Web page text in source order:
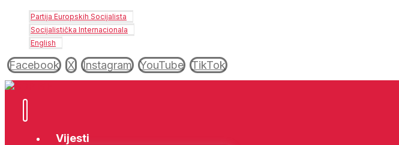
Partija Europskih Socijalista
Socijalistička Internacionala
English
Facebook X Instagram YouTube TikTok
Vijesti